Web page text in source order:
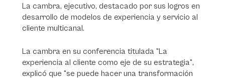
La cambra, ejecutivo, destacado por sus logros en
desarrollo de modelos de experiencia y servicio al
cliente multicanal.
La cambra en su conferencia titulada "La
experiencia al cliente como eje de su estrategia",
explicó que "se puede hacer una transformación